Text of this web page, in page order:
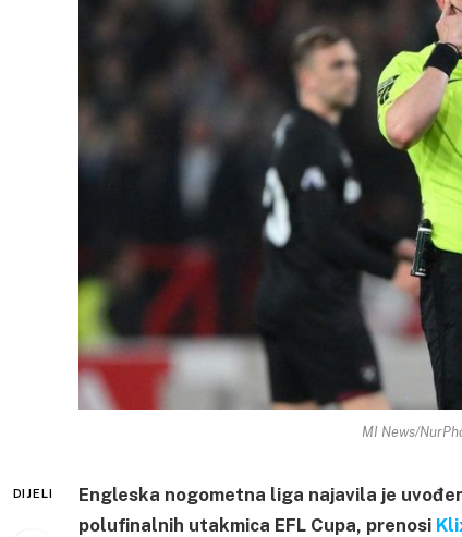
MI News/
DIJELI
Engleska nogometna liga najavila je
polufinalnih utakmica EFL Cupa, prenosi